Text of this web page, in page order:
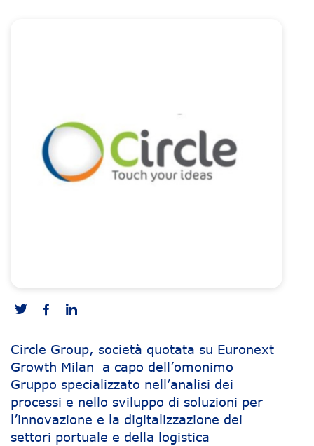
Circle Group, società quotata su Euronext
Growth Milan a capo dell’omonimo
Gruppo specializzato nell’analisi dei
processi e nello sviluppo di soluzioni per
l’innovazione e la digitalizzazione dei
settori portuale e della logistica